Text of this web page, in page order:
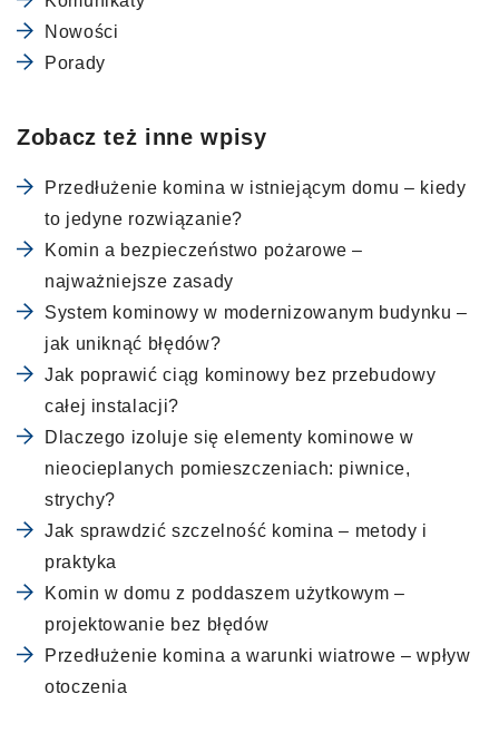
Nowości
Porady
Zobacz też inne wpisy
Przedłużenie komina w istniejącym domu – kiedy
to jedyne rozwiązanie?
Komin a bezpieczeństwo pożarowe –
najważniejsze zasady
System kominowy w modernizowanym budynku –
jak uniknąć błędów?
Jak poprawić ciąg kominowy bez przebudowy
całej instalacji?
Dlaczego izoluje się elementy kominowe w
nieocieplanych pomieszczeniach: piwnice,
strychy?
Jak sprawdzić szczelność komina – metody i
praktyka
Komin w domu z poddaszem użytkowym –
projektowanie bez błędów
Przedłużenie komina a warunki wiatrowe – wpływ
otoczenia